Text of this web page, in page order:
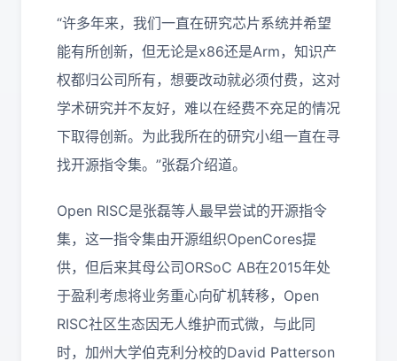
“许多年来，我们一直在研究芯片系统并希望
能有所创新，但无论是x86还是Arm，知识产
权都归公司所有，想要改动就必须付费，这对
学术研究并不友好，难以在经费不充足的情况
下取得创新。为此我所在的研究小组一直在寻
找开源指令集。”张磊介绍道。
Open RISC是张磊等人最早尝试的开源指令
集，这一指令集由开源组织OpenCores提
供，但后来其母公司ORSoC AB在2015年处
于盈利考虑将业务重心向矿机转移，Open
RISC社区生态因无人维护而式微，与此同
时，加州大学伯克利分校的David Patterson